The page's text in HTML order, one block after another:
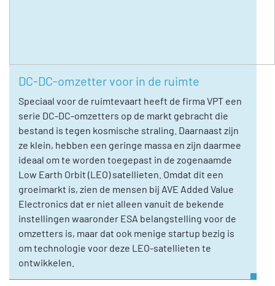
DC-DC-omzetter voor in de ruimte
Speciaal voor de ruimtevaart heeft de firma VPT een
serie DC-DC-omzetters op de markt gebracht die
bestand is tegen kosmische straling. Daarnaast zijn
ze klein, hebben een geringe massa en zijn daarmee
ideaal om te worden toegepast in de zogenaamde
Low Earth Orbit (LEO) satellieten. Omdat dit een
groeimarkt is, zien de mensen bij AVE Added Value
Electronics dat er niet alleen vanuit de bekende
instellingen waaronder ESA belangstelling voor de
omzetters is, maar dat ook menige startup bezig is
om technologie voor deze LEO-satellieten te
ontwikkelen.